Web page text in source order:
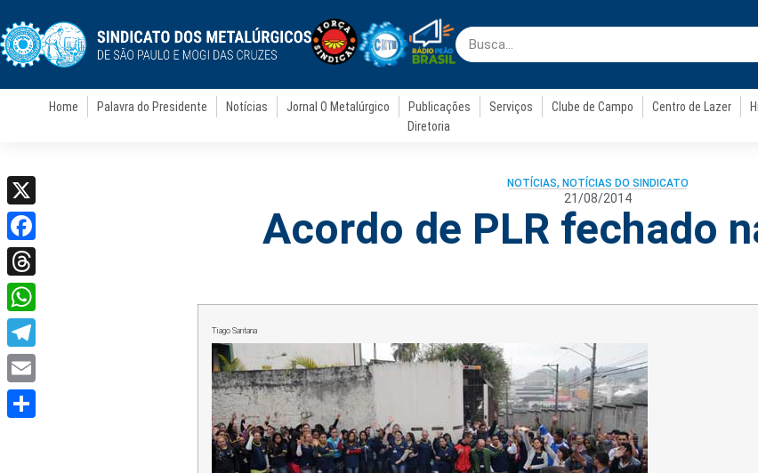
Home Palavra do Presidente Notícias Jornal O Metalúrgico Publicações Serviços Clube de Campo Centro de Lazer
Diretoria
NOTÍCIAS, NOTÍCIAS DO SINDICATO
21/08/2014
Acordo de PLR fechado
Tiago Santana
X
Facebook
Threads
WhatsApp
Telegram
Email